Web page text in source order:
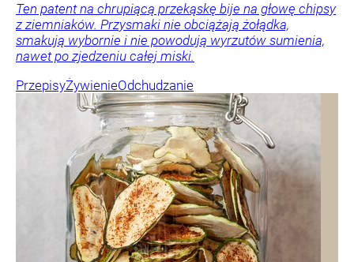
Ten patent na chrupiącą przekąskę bije na głowę chipsy
z ziemniaków. Przysmaki nie obciążają żołądka,
smakują wybornie i nie powodują wyrzutów sumienia,
nawet po zjedzeniu całej miski.
PrzepisyŻywienieOdchudzanie